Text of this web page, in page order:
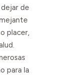
de
placer,
para la